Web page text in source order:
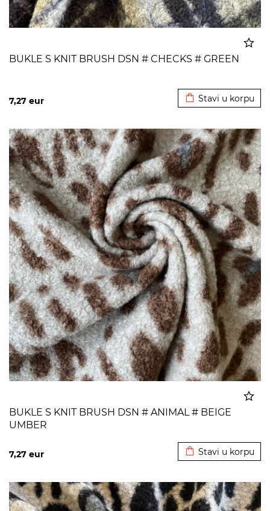
BUKLE S KNIT BRUSH DSN # CHECKS # GREEN
7,27 eur Stavi u korpu
BUKLE S KNIT BRUSH DSN # ANIMAL # BEIGE
UMBER
7,27 eur Stavi u korpu